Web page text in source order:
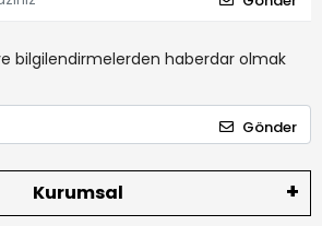
bilgilendirmelerden haberdar olmak
Gönder
Kurumsal